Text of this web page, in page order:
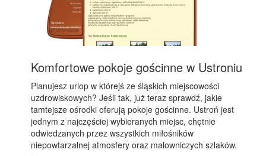
Komfortowe pokoje gościnne w Ustroniu
Planujesz urlop w którejś ze śląskich miejscowości
uzdrowiskowych? Jeśli tak, już teraz sprawdź, jakie
tamtejsze ośrodki oferują pokoje gościnne. Ustroń jest
jednym z najczęściej wybieranych miejsc, chętnie
odwiedzanych przez wszystkich miłośników
niepowtarzalnej atmosfery oraz malowniczych szlaków.